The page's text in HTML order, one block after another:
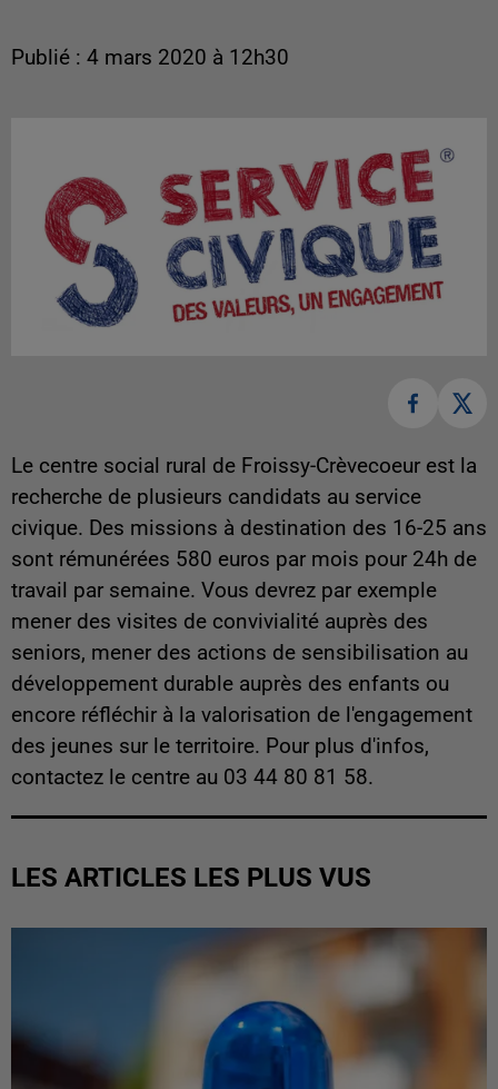
Publié : 4 mars 2020 à 12h30
Le centre social rural de Froissy-Crèvecoeur est la
recherche de plusieurs candidats au service
civique. Des missions à destination des 16-25 ans
sont rémunérées 580 euros par mois pour 24h de
travail par semaine. Vous devrez par exemple
mener des visites de convivialité auprès des
seniors, mener des actions de sensibilisation au
développement durable auprès des enfants ou
encore réfléchir à la valorisation de l'engagement
des jeunes sur le territoire. Pour plus d'infos,
contactez le centre au 03 44 80 81 58.
LES ARTICLES LES PLUS VUS